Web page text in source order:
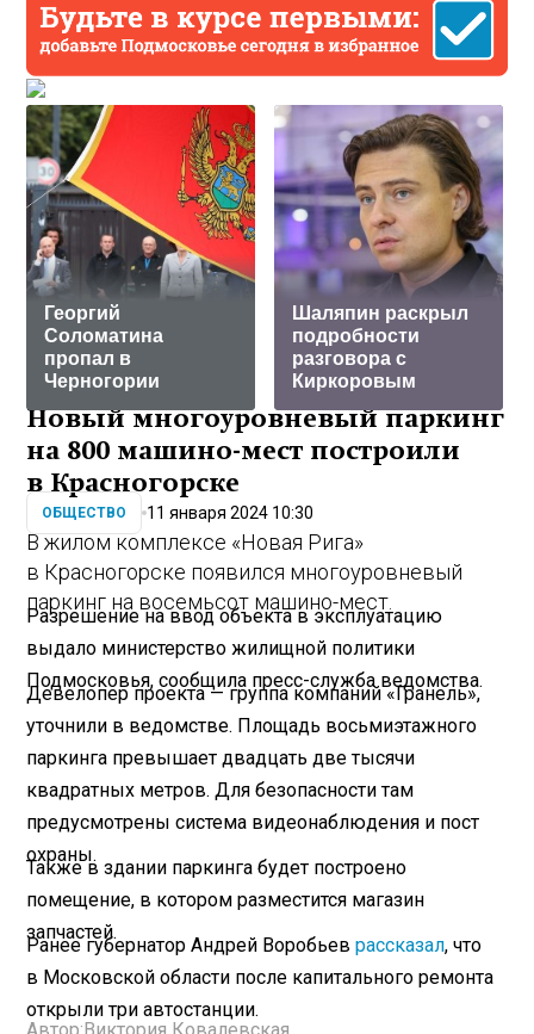
Георгий
Соломатина
пропал в
Черногории
Шаляпин раскрыл
подробности
разговора с
Киркоровым
Новый многоуровневый паркинг
на 800 машино-мест построили
в Красногорске
ОБЩЕСТВО 11 января 2024 10:30
В жилом комплексе «Новая Рига»
в Красногорске появился многоуровневый
паркинг на восемьсот машино-мест.
Разрешение на ввод объекта в эксплуатацию
выдало министерство жилищной политики
Подмосковья, сообщила пресс-служба ведомства.
Девелопер проекта — группа компаний «Гранель»,
уточнили в ведомстве. Площадь восьмиэтажного
паркинга превышает двадцать две тысячи
квадратных метров. Для безопасности там
предусмотрены система видеонаблюдения и пост
охраны.
Также в здании паркинга будет построено
помещение, в котором разместится магазин
запчастей.
Ранее губернатор Андрей Воробьеврассказал, что
в Московской области после капитального ремонта
открыли три автостанции.
Автор:Виктория Ковалевская